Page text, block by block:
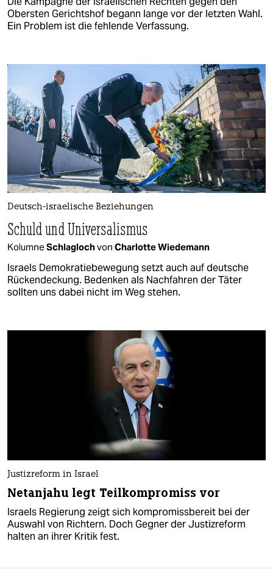
Obersten Gerichtshof begann lange vor der letzten Wahl.
Ein Problem ist die fehlende Verfassung.
Deutsch-israelische Beziehungen
Schuld und Universalismus
KolumneSchlaglochvon Charlotte Wiedemann
Israels Demokratiebewegung setzt auch auf deutsche
Rückendeckung. Bedenken als Nachfahren der Täter
sollten uns dabei nicht im Weg stehen.
Justizreform in Israel
Netanjahu legt Teilkompromiss vor
Israels Regierung zeigt sich kompromissbereit bei der
Auswahl von Richtern. Doch Gegner der Justizreform
halten an ihrer Kritik fest.